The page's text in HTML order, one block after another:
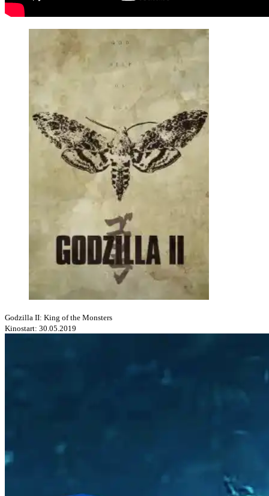
Godzilla II: King of the Monsters
Kinostart: 30.05.2019